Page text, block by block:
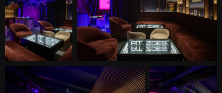
пространство границы которого
будут размыты за счет световых и
цветовых решений, наполнить его
уютной мебелью и камерным
освещением и визуальными
эффектами.